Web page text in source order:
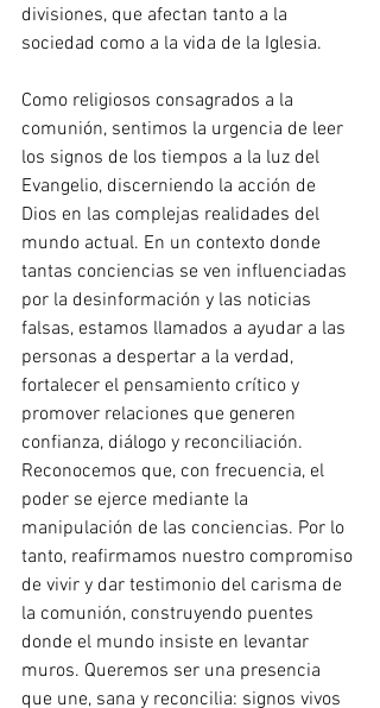
divisiones, que afectan tanto a la
sociedad como a la vida de la Iglesia.
Como religiosos consagrados a la
comunión, sentimos la urgencia de leer
los signos de los tiempos a la luz del
Evangelio, discerniendo la acción de
Dios en las complejas realidades del
mundo actual. En un contexto donde
tantas conciencias se ven influenciadas
por la desinformación y las noticias
falsas, estamos llamados a ayudar a las
personas a despertar a la verdad,
fortalecer el pensamiento crítico y
promover relaciones que generen
confianza, diálogo y reconciliación.
Reconocemos que, con frecuencia, el
poder se ejerce mediante la
manipulación de las conciencias. Por lo
tanto, reafirmamos nuestro compromiso
de vivir y dar testimonio del carisma de
la comunión, construyendo puentes
donde el mundo insiste en levantar
muros. Queremos ser una presencia
que une, sana y reconcilia: signos vivos